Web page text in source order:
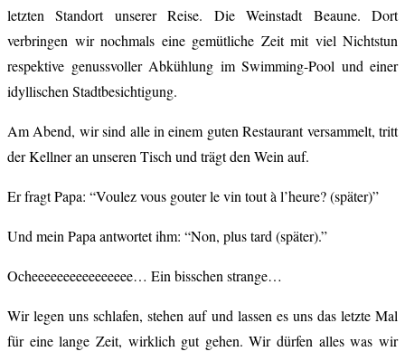
letzten Standort unserer Reise. Die Weinstadt Beaune. Dort
verbringen wir nochmals eine gemütliche Zeit mit viel Nichtstun
respektive genussvoller Abkühlung im Swimming-Pool und einer
idyllischen Stadtbesichtigung.
Am Abend, wir sind alle in einem guten Restaurant versammelt, tritt
der Kellner an unseren Tisch und trägt den Wein auf.
Er fragt Papa: “Voulez vous gouter le vin tout à l’heure? (später)”
Und mein Papa antwortet ihm: “Non, plus tard (später).”
Ocheeeeeeeeeeeeeeee… Ein bisschen strange…
Wir legen uns schlafen, stehen auf und lassen es uns das letzte Mal
für eine lange Zeit, wirklich gut gehen. Wir dürfen alles was wir